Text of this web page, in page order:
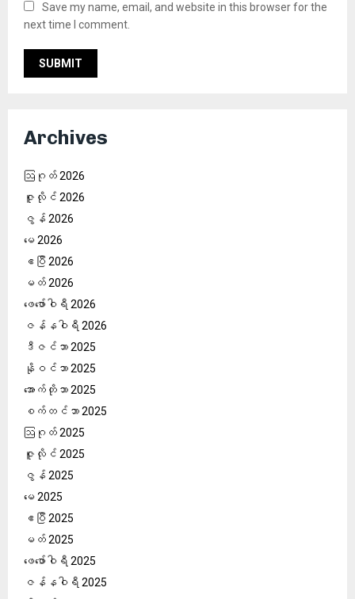
Save my name, email, and website in this browser for the
next time I comment.
Archives
ဩဂုတ် 2026
ဇူလိုင် 2026
ဇွန် 2026
မေ 2026
ဧပြီ 2026
မတ် 2026
ဖေ‌ဖော်ဝါရီ 2026
ဇန်နဝါရီ 2026
ဒီဇင်ဘာ 2025
နိုဝင်ဘာ 2025
အောက်တိုဘာ 2025
စက်တင်ဘာ 2025
ဩဂုတ် 2025
ဇူလိုင် 2025
ဇွန် 2025
မေ 2025
ဧပြီ 2025
မတ် 2025
ဖေ‌ဖော်ဝါရီ 2025
ဇန်နဝါရီ 2025